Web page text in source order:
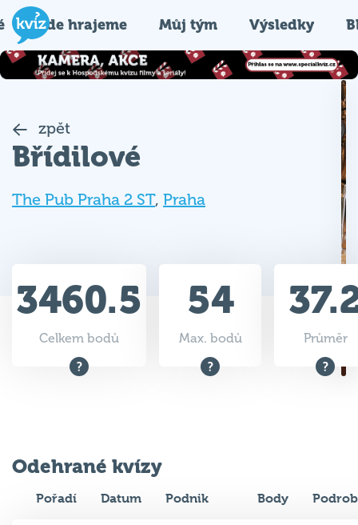
Kde hrajeme Můj tým Výsledky
zpět
Břídilové
The Pub Praha 2 ST, Praha
3460.5
Celkem bodů
54
Max. bodů Průměr
Odehrané kvízy
Pořadí Datum Podnik Body